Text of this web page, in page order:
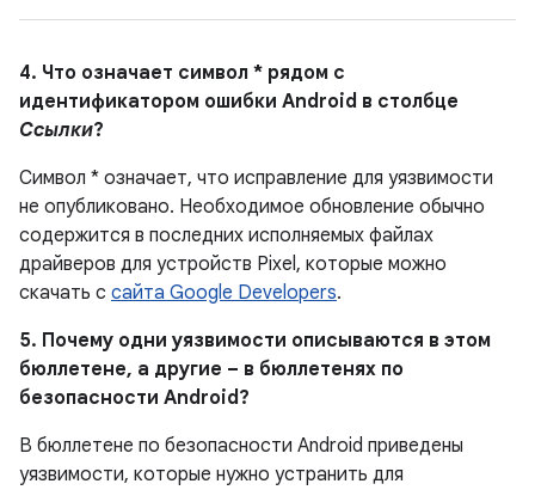
4. Что означает символ * рядом с
идентификатором ошибки Android в столбце
Ссылки?
Символ * означает, что исправление для уязвимости
не опубликовано. Необходимое обновление обычно
содержится в последних исполняемых файлах
драйверов для устройств Pixel, которые можно
скачать с сайта Google Developers.
5. Почему одни уязвимости описываются в этом
бюллетене, а другие – в бюллетенях по
безопасности Android?
В бюллетене по безопасности Android приведены
уязвимости, которые нужно устранить для